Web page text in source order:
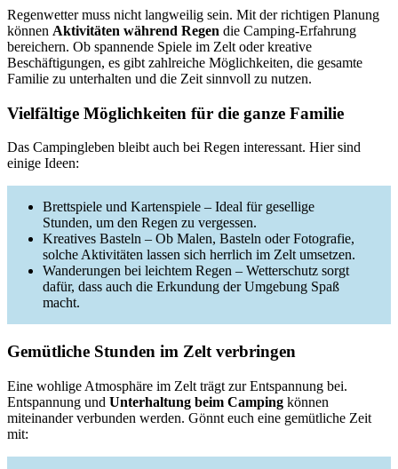
Regenwetter muss nicht langweilig sein. Mit der richtigen Planung
können Aktivitäten während Regen die Camping-Erfahrung
bereichern. Ob spannende Spiele im Zelt oder kreative
Beschäftigungen, es gibt zahlreiche Möglichkeiten, die gesamte
Familie zu unterhalten und die Zeit sinnvoll zu nutzen.
Vielfältige Möglichkeiten für die ganze Familie
Das Campingleben bleibt auch bei Regen interessant. Hier sind
einige Ideen:
Brettspiele und Kartenspiele – Ideal für gesellige
Stunden, um den Regen zu vergessen.
Kreatives Basteln – Ob Malen, Basteln oder Fotografie,
solche Aktivitäten lassen sich herrlich im Zelt umsetzen.
Wanderungen bei leichtem Regen – Wetterschutz sorgt
dafür, dass auch die Erkundung der Umgebung Spaß
macht.
Gemütliche Stunden im Zelt verbringen
Eine wohlige Atmosphäre im Zelt trägt zur Entspannung bei.
Entspannung und Unterhaltung beim Camping können
miteinander verbunden werden. Gönnt euch eine gemütliche Zeit
mit: